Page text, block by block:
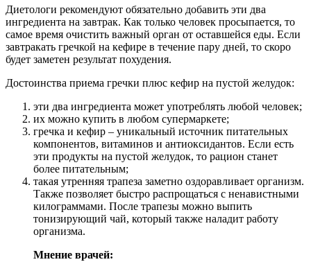
Диетологи рекомендуют обязательно добавить эти два
ингредиента на завтрак. Как только человек просыпается, то
самое время очистить важный орган от оставшейся еды. Если
завтракать гречкой на кефире в течение пару дней, то скоро
будет заметен результат похудения.
Достоинства приема гречки плюс кефир на пустой желудок:
эти два ингредиента может употреблять любой человек;
их можно купить в любом супермаркете;
гречка и кефир – уникальный источник питательных
компонентов, витаминов и антиоксидантов. Если есть
эти продукты на пустой желудок, то рацион станет
более питательным;
такая утренняя трапеза заметно оздоравливает организм.
Также позволяет быстро распрощаться с ненавистными
килограммами. После трапезы можно выпить
тонизирующий чай, который также наладит работу
организма.
Мнение врачей: